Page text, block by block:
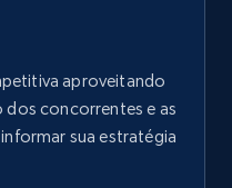
new products by
aproveitando
dos concorrentes e as
sua estratégia